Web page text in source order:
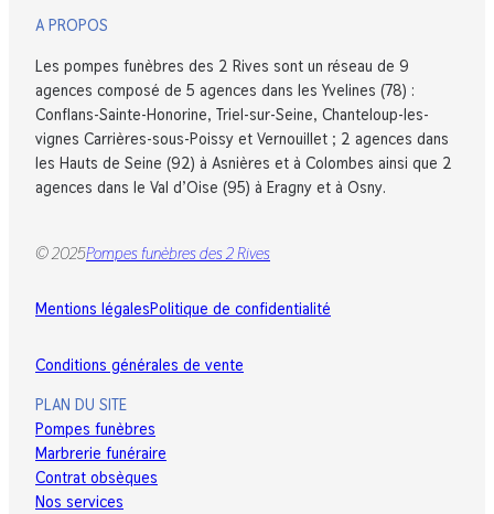
A PROPOS
Les pompes funèbres des 2 Rives sont un réseau de 9
agences composé de 5 agences dans les Yvelines (78) :
Conflans-Sainte-Honorine, Triel-sur-Seine, Chanteloup-les-
vignes Carrières-sous-Poissy et Vernouillet ; 2 agences dans
les Hauts de Seine (92) à Asnières et à Colombes ainsi que 2
agences dans le Val d’Oise (95) à Eragny et à Osny.
© 2025Pompes funèbres des 2 Rives
Mentions légalesPolitique de confidentialité
Conditions générales de vente
PLAN DU SITE
Pompes funèbres
Marbrerie funéraire
Contrat obsèques
Nos services